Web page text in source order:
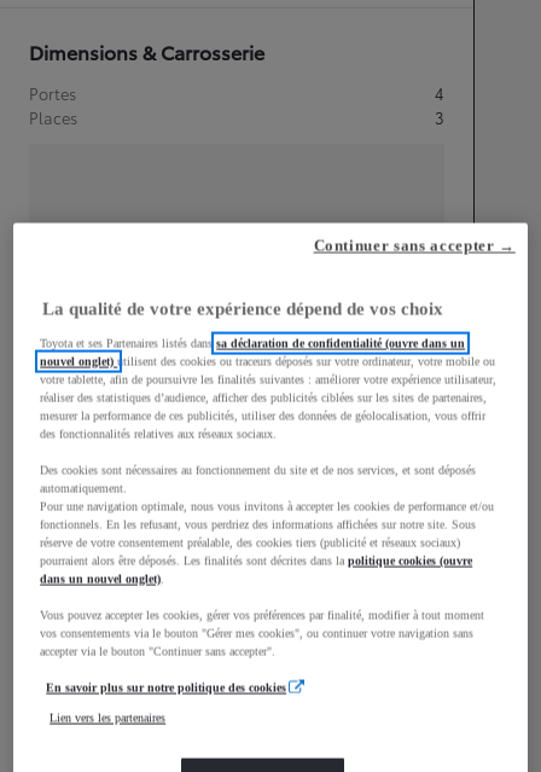
Dimensions & Carrosserie
Portes
4
Places
3
Longueur
4 403mm
Hauteur
1 825
Largeur
1 848mm
Consommation mixte
Émissions CO2
La qualité de votre expérience dépend de vos choix
Toyota et ses Partenaires listés danssa déclaration de confidentialité (ouvre dans un
nouvel onglet)utilisent des cookies ou traceurs déposés sur votre ordinateur, votre mobile ou
votre tablette, afin de poursuivre les finalités suivantes : améliorer votre expérience utilisateur,
réaliser des statistiques d’audience, afficher des publicités ciblées sur les sites de partenaires,
mesurer la performance de ces publicités, utiliser des données de géolocalisation, vous offrir
des fonctionnalités relatives aux réseaux sociaux.
Des cookies sont nécessaires au fonctionnement du site et de nos services, et sont déposés
automatiquement.
Pour une navigation optimale, nous vous invitons à accepter les cookies de performance et/ou
fonctionnels. En les refusant, vous perdriez des informations affichées sur notre site. Sous
réserve de votre consentement préalable, des cookies tiers (publicité et réseaux sociaux)
pourraient alors être déposés. Les finalités sont décrites dans lapolitique cookies (ouvre
dans un nouvel onglet)
Vous pouvez accepter les cookies, gérer vos préférences par finalité, modifier à tout moment
vos consentements via le bouton "Gérer mes cookies", ou continuer votre navigation sans
accepter via le bouton "Continuer sans accepter".
En savoir plus sur notre politique des cookies
Lien vers les partenaires
Continuer sans accepter →